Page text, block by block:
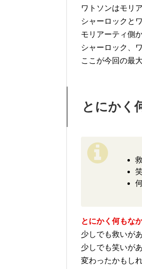
ワトソンはモリ
シャーロックと
モリアーティ側
シャーロック、
ここが今回の最
とにかく
とにかく何もな
少しでも救いがあ
少しでも笑いがあ
変わったかもし